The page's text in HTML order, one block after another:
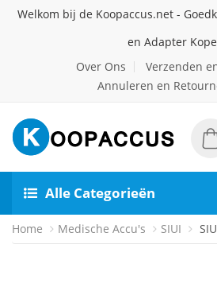
Welkom bij de Koopaccus.net -
en Adapter
Over Ons
Verzenden
Annuleren en
Alle Categorieën
Home Medische Accu's SIUI